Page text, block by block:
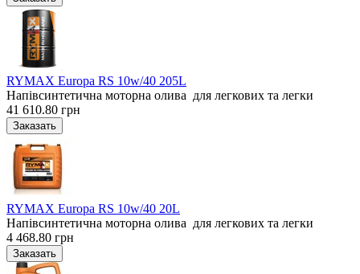
RYMAX Europa RS 10w/40 205L
Напівсинтетична моторна олива для легкових та легки
41 610.80 грн
RYMAX Europa RS 10w/40 20L
Напівсинтетична моторна олива для легкових та легки
4 468.80 грн